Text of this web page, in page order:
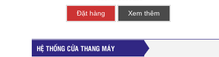
Đặt hàng Xem thêm
HỆ THỐNG CỬA THANG MÁY